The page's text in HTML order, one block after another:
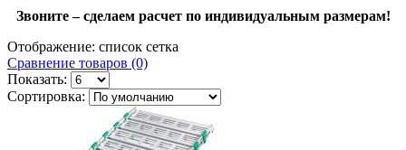
Звоните – сделаем расчет по индивидуальным размерам!
Отображение: список сетка
Сравнение товаров (0)
Показать:
Сортировка: